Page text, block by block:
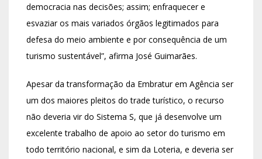
democracia nas decisões; assim; enfraquecer e
esvaziar os mais variados órgãos legitimados para
defesa do meio ambiente e por consequência de um
turismo sustentável”, afirma José Guimarães.
Apesar da transformação da Embratur em Agência ser
um dos maiores pleitos do trade turístico, o recurso
não deveria vir do Sistema S, que já desenvolve um
excelente trabalho de apoio ao setor do turismo em
todo território nacional, e sim da Loteria, e deveria ser